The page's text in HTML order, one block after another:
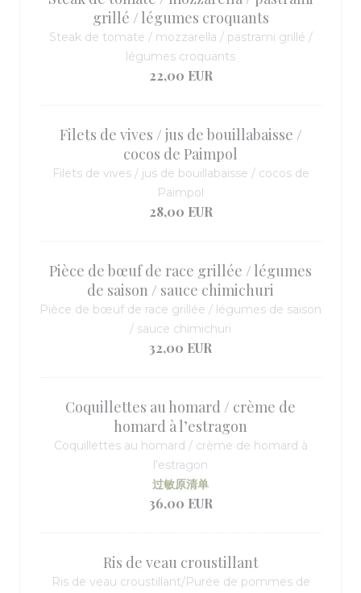
grillé / légumes croquants
Steak de tomate / mozzarella / pastrami grillé /
légumes croquants
22,00 EUR
Filets de vives / jus de bouillabaisse /
cocos de Paimpol
Filets de vives / jus de bouillabaisse / cocos de
Paimpol
28,00 EUR
Pièce de bœuf de race grillée / légumes
de saison / sauce chimichuri
Pièce de bœuf de race grillée / légumes de saison
/ sauce chimichuri
32,00 EUR
Coquillettes au homard / crème de
homard à l’estragon
Coquillettes au homard / crème de homard à
l’estragon
过敏原清单
36,00 EUR
Ris de veau croustillant
Ris de veau croustillant/Purée de pommes de